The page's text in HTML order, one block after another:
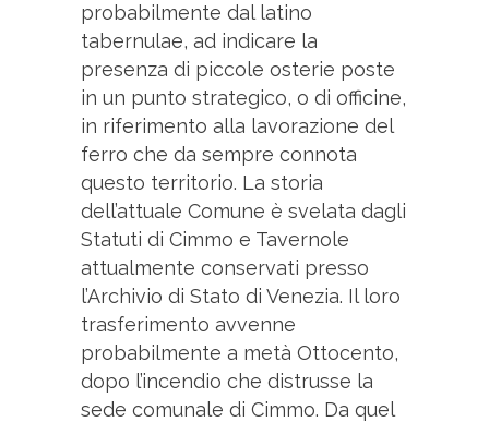
probabilmente dal latino
tabernulae, ad indicare la
presenza di piccole osterie poste
in un punto strategico, o di officine,
in riferimento alla lavorazione del
ferro che da sempre connota
questo territorio. La storia
dell’attuale Comune è svelata dagli
Statuti di Cimmo e Tavernole
attualmente conservati presso
l’Archivio di Stato di Venezia. Il loro
trasferimento avvenne
probabilmente a metà Ottocento,
dopo l’incendio che distrusse la
sede comunale di Cimmo. Da quel